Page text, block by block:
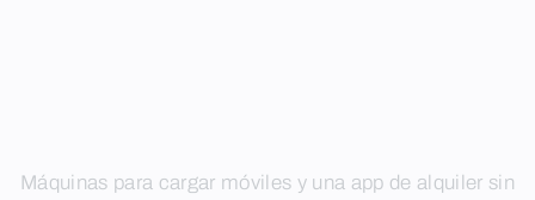
Máquinas para cargar móviles y una app de alquiler sin